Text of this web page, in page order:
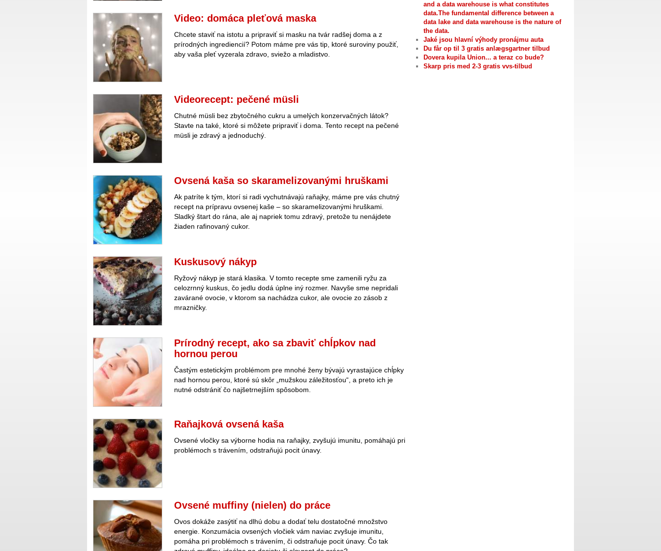
Video: domáca pleťová maska
Chcete staviť na istotu a pripraviť si masku na tvár radšej doma a z
prírodných ingrediencií? Potom máme pre vás tip, ktoré suroviny použiť,
aby vaša pleť vyzerala zdravo, sviežo a mladistvo.
Videorecept: pečené müsli
Chutné müsli bez zbytočného cukru a umelých konzervačných látok?
Stavte na také, ktoré si môžete pripraviť i doma. Tento recept na pečené
müsli je zdravý a jednoduchý.
Ovsená kaša so skaramelizovanými hruškami
Ak patríte k tým, ktorí si radi vychutnávajú raňajky, máme pre vás chutný
recept na prípravu ovsenej kaše – so skaramelizovanými hruškami.
Sladký štart do rána, ale aj napriek tomu zdravý, pretože tu nenájdete
žiaden rafinovaný cukor.
Kuskusový nákyp
Ryžový nákyp je stará klasika. V tomto recepte sme zamenili ryžu za
celozrnný kuskus, čo jedlu dodá úplne iný rozmer. Navyše sme nepridali
zavárané ovocie, v ktorom sa nachádza cukor, ale ovocie zo zásob z
mrazničky.
Prírodný recept, ako sa zbaviť chĺpkov nad
hornou perou
Častým estetickým problémom pre mnohé ženy bývajú vyrastajúce chĺpky
nad hornou perou, ktoré sú skôr „mužskou záležitosťou“, a preto ich je
nutné odstrániť čo najšetrnejším spôsobom.
Raňajková ovsená kaša
Ovsené vločky sa výborne hodia na raňajky, zvyšujú imunitu, pomáhajú pri
problémoch s trávením, odstraňujú pocit únavy.
Ovsené muffiny (nielen) do práce
Ovos dokáže zasýtiť na dlhú dobu a dodať telu dostatočné množstvo
energie. Konzumácia ovsených vločiek vám naviac zvyšuje imunitu,
pomáha pri problémoch s trávením, či odstraňuje pocit únavy. Čo tak
and a data warehouse is what constitutes
data.The fundamental difference between a
data lake and data warehouse is the nature of
the data.
Jaké jsou hlavní výhody pronájmu auta
Du får op til 3 gratis anlægsgartner tilbud
Dovera kupila Union... a teraz co bude?
Skarp pris med 2-3 gratis vvs-tilbud